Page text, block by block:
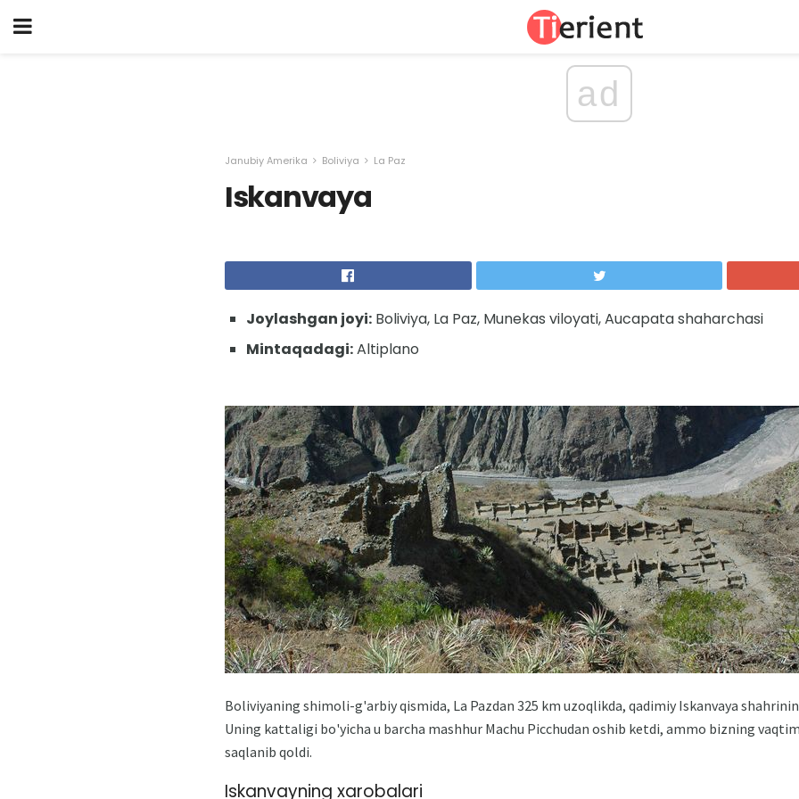
ad
Janubiy Amerika Boliviya La Paz
Iskanvaya
Joylashgan joyi: Boliviya, La Paz, Munekas viloyati, Aucapata shaharchasi
Mintaqadagi:Altiplano
Boliviyaning shimoli-g'arbiy qismida, La Pazdan 325 km uzoqlikda, qadimiy Iskanvaya
Uning kattaligi bo'yicha u barcha mashhur Machu Picchudan oshib ketdi, ammo bizning
saqlanib qoldi.
Iskanvayning xarobalari